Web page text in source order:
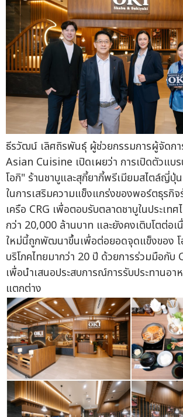
ธีรวัฒน์ เลิศถิรพันธุ์ ผู้ช่วยกรรมการผู้จัดก
Asian Cuisine เปิดเผยว่า การเปิดตัวแบร
โอกิ" ร้านชาบูและสุกี้ยากี้พรีเมียมสไตล์ญี่ปุ่
ในการเสริมความแข็งแกร่งของพอร์ตธุรกิ
เครือ CRG เพื่อตอบรับตลาดชาบูในประเท
กว่า 20,000 ล้านบาท และยังคงเติบโตต่อ
ใหม่นี้ถูกพัฒนาขึ้นเพื่อต่อยอดจุดแข็งของ โ
บริโภคไทยมากว่า 20 ปี ด้วยการร่วมมือกับ
เพื่อนำเสนอประสบการณ์การรับประทานอา
แตกต่าง